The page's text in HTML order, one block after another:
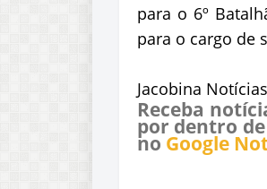
para o 6º
para o cargo de
Jacobina
Receba
por dentro
no Google